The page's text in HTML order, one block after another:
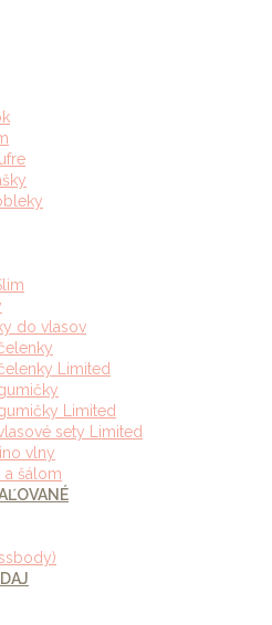
do vlasov
Limited
Limited
sety Limited
vlny
a šálom